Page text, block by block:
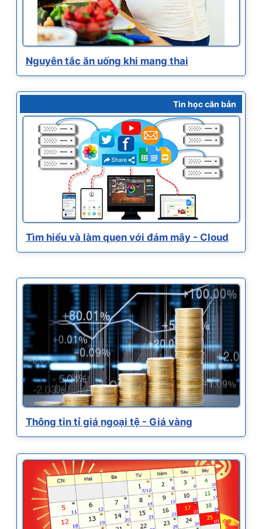
Nguyên tắc ăn uống khi mang thai
Tin học căn bản
Tìm hiểu và làm quen với đám mây - Cloud
Thông tin tỉ giá ngoại tệ - Giá vàng